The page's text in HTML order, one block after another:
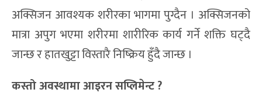
अक्सिजन आवश्यक शरीरका भागमा पुग्दैन । अक्सिजनको
मात्रा अपुग भएमा शरीरमा शारीरिक कार्य गर्ने शक्ति घट्दै
जान्छ र हातखुट्टा विस्तारै निष्क्रिय हुँदै जान्छ ।
कस्तो अवस्थामा आइरन सप्लिमेन्ट?